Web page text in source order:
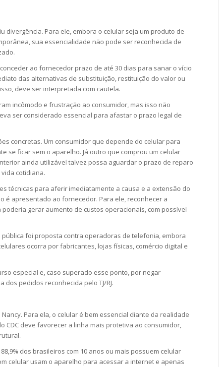
divergência. Para ele, embora o celular seja um produto de
sua essencialidade não pode ser reconhecida de
ao fornecedor prazo de até 30 dias para sanar o vício
das alternativas de substituição, restituição do valor ou
deve ser interpretada com cautela.
incômodo e frustração ao consumidor, mas isso não
ser considerado essencial para afastar o prazo legal de
concretas. Um consumidor que depende do celular para
se ficar sem o aparelho. Já outro que comprou um celular
ainda utilizável talvez possa aguardar o prazo de reparo
cotidiana.
técnicas para aferir imediatamente a causa e a extensão do
é apresentado ao fornecedor. Para ele, reconhecer a
gerar aumento de custos operacionais, com possível
foi proposta contra operadoras de telefonia, embora
ocorra por fabricantes, lojas físicas, comércio digital e
especial e, caso superado esse ponto, por negar
pedidos reconhecida pelo TJ/RJ.
Para ela, o celular é bem essencial diante da realidade
CDC deve favorecer a linha mais protetiva ao consumidor,
dos brasileiros com 10 anos ou mais possuem celular
celular usam o aparelho para acessar a internet e apenas